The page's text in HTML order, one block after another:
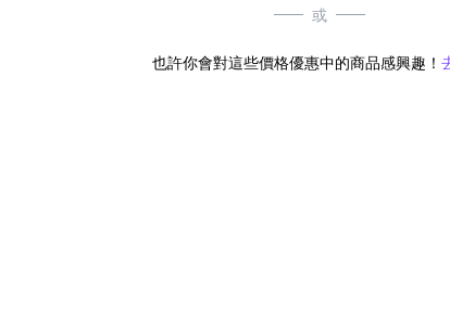
或
也許你會對這些價格優惠中的商品感興趣！